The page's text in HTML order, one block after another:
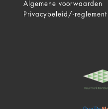
Algemene voorwaarden
Privacybeleid/-reglement